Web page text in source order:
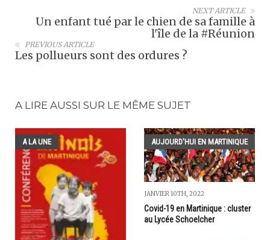
NEXT ARTICLE
Un enfant tué par le chien de sa famille à
l'île de la #Réunion
PREVIOUS ARTICLE
Les pollueurs sont des ordures ?
A LIRE AUSSI SUR LE MÊME SUJET
A LA UNE AUJOURD'HUI EN MARTINIQUE
JANVIER 10TH, 2022
Covid-19 en Martinique : cluster
au Lycée Schoelcher